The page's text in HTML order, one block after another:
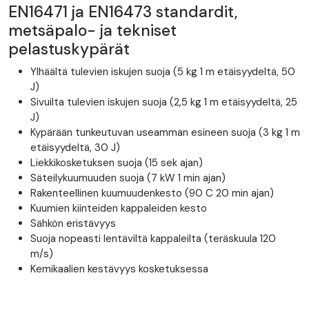
EN16471 ja EN16473 standardit,
metsäpalo- ja tekniset
pelastuskypärät
Ylhäältä tulevien iskujen suoja (5 kg 1 m etäisyydeltä, 50
J)
Sivuilta tulevien iskujen suoja (2,5 kg 1 m etäisyydeltä, 25
J)
Kypärään tunkeutuvan useamman esineen suoja (3 kg 1 m
etäisyydeltä, 30 J)
Liekkikosketuksen suoja (15 sek ajan)
Säteilykuumuuden suoja (7 kW 1 min ajan)
Rakenteellinen kuumuudenkesto (90 C 20 min ajan)
Kuumien kiinteiden kappaleiden kesto
Sähkön eristävyys
Suoja nopeasti lentäviltä kappaleilta (teräskuula 120
m/s)
Kemikaalien kestävyys kosketuksessa